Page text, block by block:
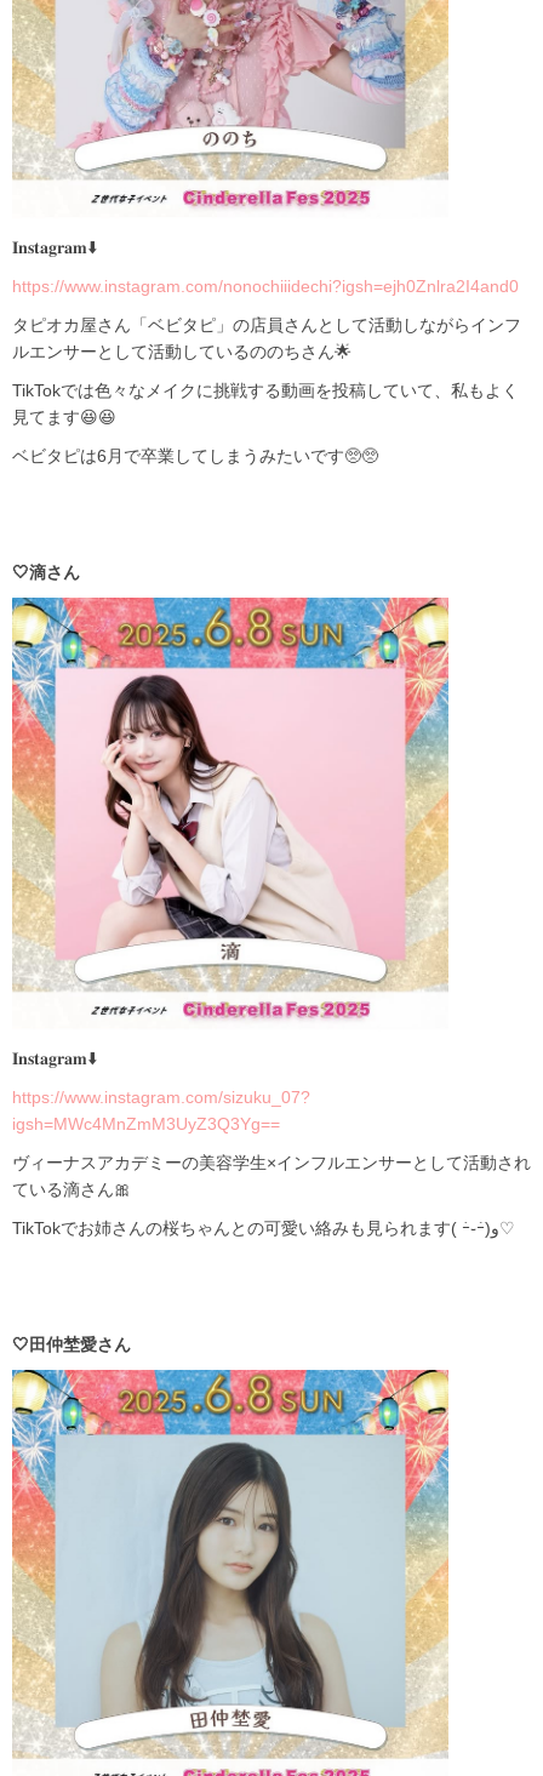
𝐈𝐧𝐬𝐭𝐚𝐠𝐫𝐚𝐦⬇️
https://www.instagram.com/nonochiiidechi?igsh=ejh0Znlra2I4and0
タピオカ屋さん「ベビタピ」の店員さんとして活動しながらインフ
ルエンサーとして活動しているののちさん🌟
TikTokでは色々なメイクに挑戦する動画を投稿していて、私もよく
見てます😆😆
ベビタピは6月で卒業してしまうみたいです🥺🥺
🤍滴さん
𝐈𝐧𝐬𝐭𝐚𝐠𝐫𝐚𝐦⬇️
https://www.instagram.com/sizuku_07?
igsh=MWc4MnZmM3UyZ3Q3Yg==
ヴィーナスアカデミーの美容学生×インフルエンサーとして活動され
ている滴さん🎀
TikTokでお姉さんの桜ちゃんとの可愛い絡みも見られます( ｰ̀֊ｰ́)و♡
🤍田仲埜愛さん